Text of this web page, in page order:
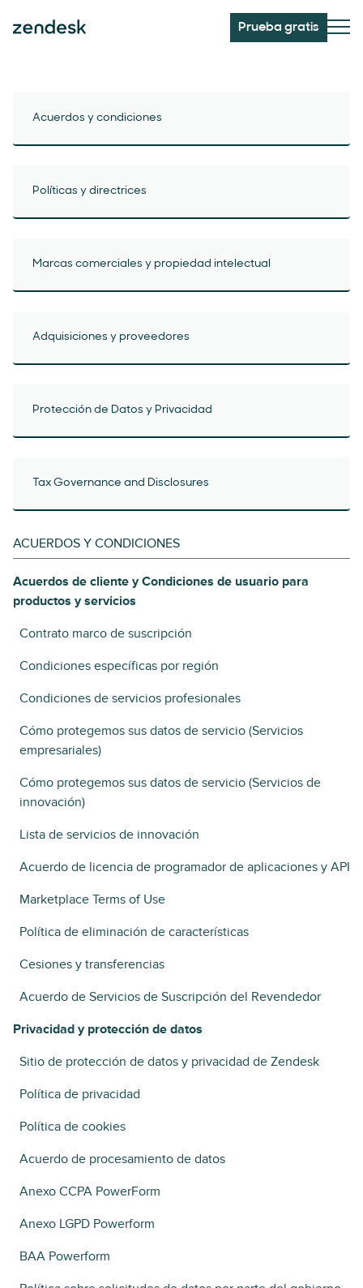
Prueba gratis
Acuerdos y condiciones
Políticas y directrices
Marcas comerciales y propiedad intelectual
Adquisiciones y proveedores
Protección de Datos y Privacidad
Tax Governance and Disclosures
ACUERDOS Y CONDICIONES
Acuerdos de cliente y Condiciones de usuario para
productos y servicios
Contrato marco de suscripción
Condiciones específicas por región
Condiciones de servicios profesionales
Cómo protegemos sus datos de servicio (Servicios
empresariales)
Cómo protegemos sus datos de servicio (Servicios de
innovación)
Lista de servicios de innovación
Acuerdo de licencia de programador de aplicaciones y API
Marketplace Terms of Use
Política de eliminación de características
Cesiones y transferencias
Acuerdo de Servicios de Suscripción del Revendedor
Privacidad y protección de datos
Sitio de protección de datos y privacidad de Zendesk
Política de privacidad
Política de cookies
Acuerdo de procesamiento de datos
Anexo CCPA PowerForm
Anexo LGPD Powerform
BAA Powerform